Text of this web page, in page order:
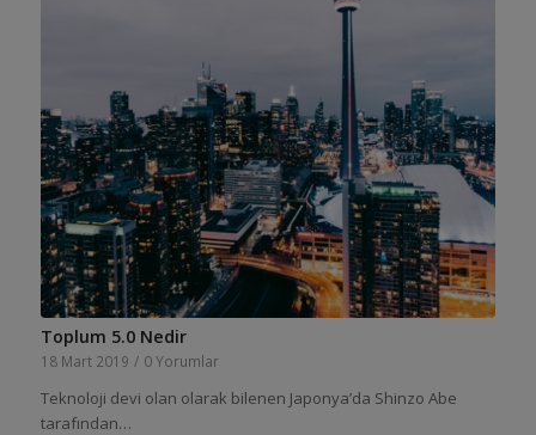
Toplum 5.0 Nedir
18 Mart 2019 / 0 Yorumlar
Teknoloji devi olan olarak bilenen Japonya’da Shinzo Abe
tarafından…